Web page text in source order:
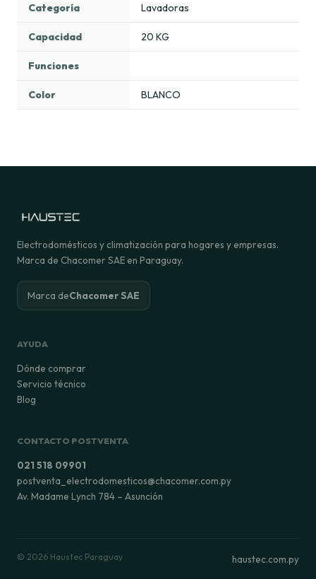
Categoría Lavadoras
Capacidad 20 KG
Funciones
Color BLANCO
Electrodomésticos y climatización para hogares y empresas.
Marca de Chacomer SAE en Paraguay.
Marca deChacomer SAE
AYUDA
Dónde comprar
Servicio técnico
Blog
CONTACTO POSTVENTA
021 518 09901
postventa_electrodomesticos@chacomer.com.py
Av. Madame Lynch 784 – Asunción
© 2026 Haustec Paraguay haustec.com.py